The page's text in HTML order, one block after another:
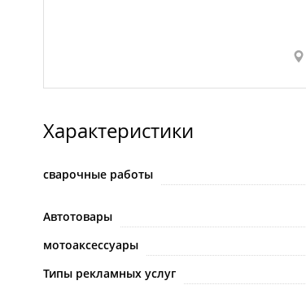
Характеристики
сварочные работы
Автотовары
мотоаксессуары
Типы рекламных услуг